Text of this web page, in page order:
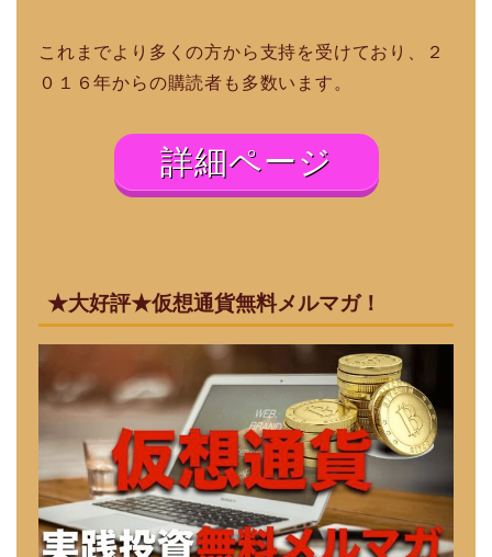
これまでより多くの方から支持を受けており、２
０１６年からの購読者も多数います。
詳細ページ
★大好評★仮想通貨無料メルマガ！